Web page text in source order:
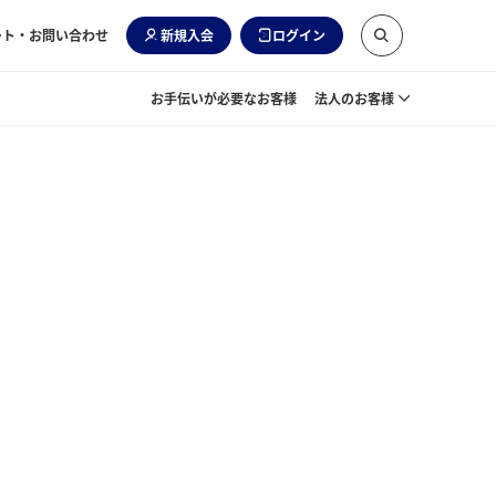
・お問い合わせ 新規入会 ログイン
お手伝いが必要なお客様 法人のお客様